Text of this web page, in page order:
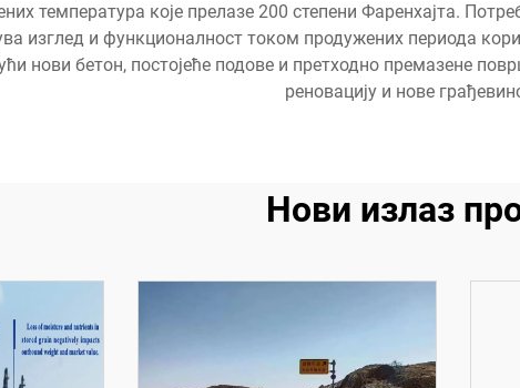
температура које прелазе 200 степени Фаренхајта.
изглед и функционалност током продужених периода
нови бетон, постојеће подове и претходно премазене
реновацију и нове
Нови излаз